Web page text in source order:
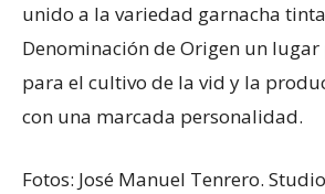
unido a la variedad garnacha
Denominación de Origen un
para el cultivo de la vid y la
con una marcada personalidad.
Fotos: José Manuel Tenrero.